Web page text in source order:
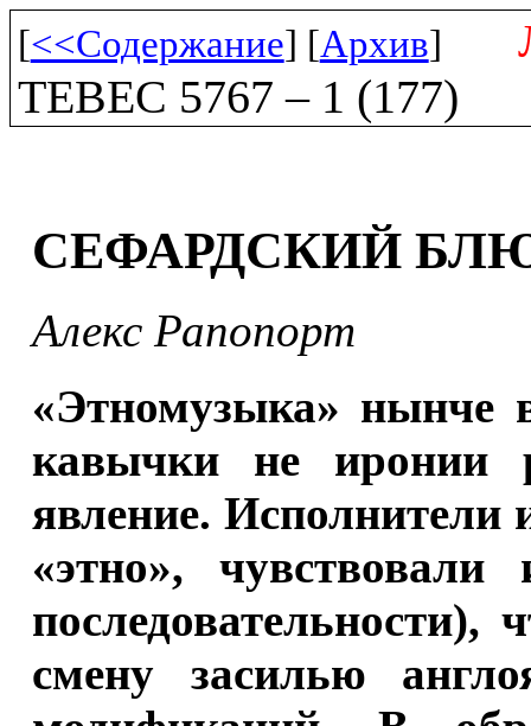
[<<Содержание] [Архив]
ТЕВЕС 5767 – 1 (177)
СЕФАРДСКИЙ
Алекс Рапопорт
«Этномузыка» нынче
кавычки не иронии
явление.
«этно»,
последовательности),
смену засилью